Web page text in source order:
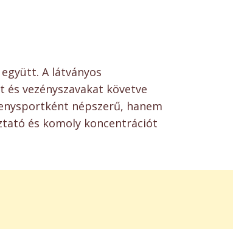
A látványos
vezényszavakat követve
népszerű, hanem
és komoly koncentrációt